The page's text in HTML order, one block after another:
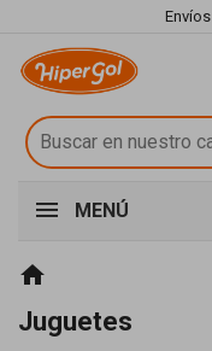
Envíos
MENÚ
home
Juguetes